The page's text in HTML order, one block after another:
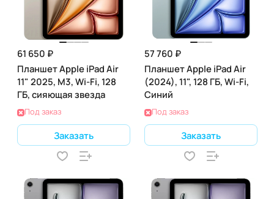
61 650 ₽
Планшет Apple iPad Air
11" 2025, M3, Wi-Fi, 128
ГБ, сияющая звезда
Под заказ
Заказать
57 760 ₽
Планшет Apple iPad Air
(2024), 11", 128 ГБ, Wi-Fi,
Синий
Под заказ
Заказать